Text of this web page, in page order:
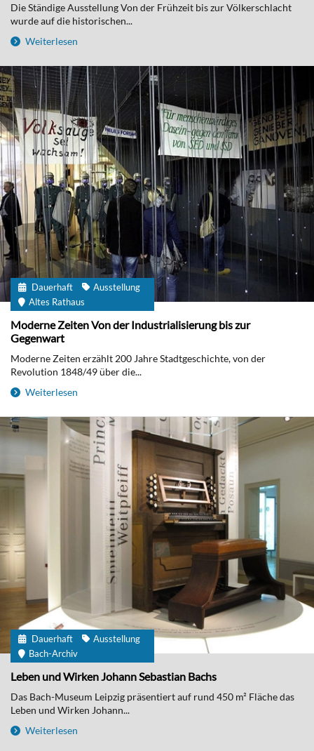
Die Ständige Ausstellung Von der Frühzeit bis zur Völkerschlacht
wurde auf die historischen...
Weiterlesen
Dauerhaft
Ausstellung
Altes Rathaus
Moderne Zeiten Von der Industrialisierung bis zur
Gegenwart
Moderne Zeiten erzählt 200 Jahre Stadtgeschichte, von der
Revolution 1848/49 über die...
Weiterlesen
Dauerhaft
Ausstellung
Bach-Archiv
Leben und Wirken Johann Sebastian Bachs
Das Bach-Museum Leipzig präsentiert auf rund 450 m² Fläche das
Leben und Wirken Johann...
Weiterlesen